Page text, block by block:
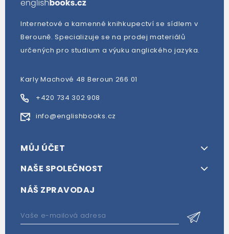
Internetové a kamenné knihkupectví se sídlem v
Berouně. Specializuje se na prodej materiálů
určených pro studium a výuku anglického jazyka.
Karly Machové 48 Beroun 266 01
+420 734 302 908
info@englishbooks.cz
MŮJ ÚČET
NAŠE SPOLEČNOST
NÁŠ ZPRAVODAJ